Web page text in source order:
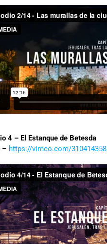
4 – El Estanque de Betesda
– https://vimeo.com/310414358